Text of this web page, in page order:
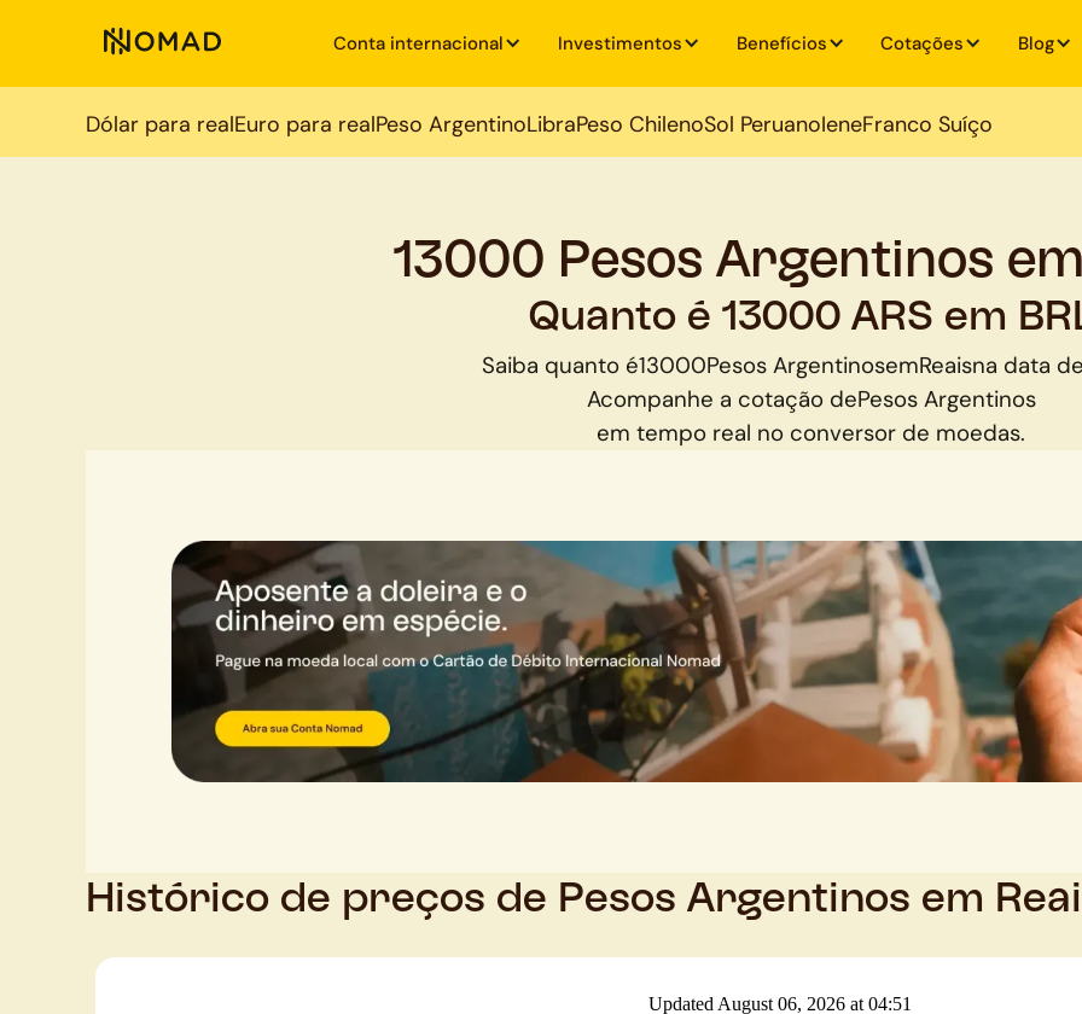
Conta internacional Investimentos Benefícios Cotações Blog
Dólar para realEuro para realPeso ArgentinoLibraPeso ChilenoSol PeruanoIeneFranco Suíço
13000 Pesos Argentinos
Quanto é 13000 ARS em
Saiba quanto é13000Pesos ArgentinosemReaisna data
Acompanhe a cotação dePesos Argentinos
em tempo real no conversor de moedas.
Histórico de preços de Pesos Argentinos em